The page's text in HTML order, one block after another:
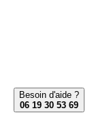
Besoin d'aide ?
06 19 30 53 69